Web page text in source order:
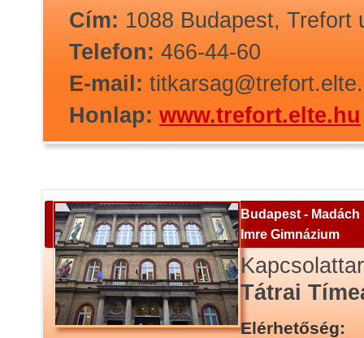
Cím: 1088 Budapest, Trefort
Telefon: 466-44-60
E-mail:
Honlap: www.trefort.elte.hu
Budapest - Madách
Imre Gimnázium
Tátrai
Elérhetőség: